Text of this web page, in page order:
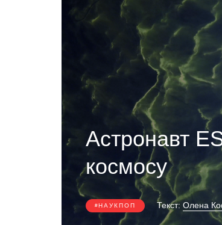
Астронавт
космосу
НАУКПОП Текст: Олена